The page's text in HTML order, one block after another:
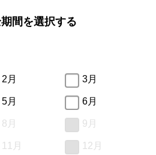
間を選択する
2月 3月
5月 6月
8月 9月
11月 12月